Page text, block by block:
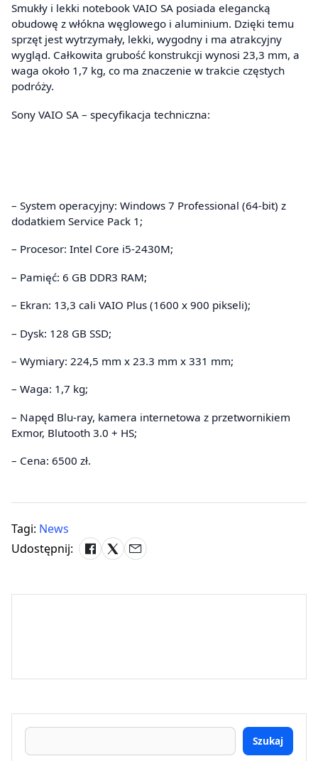
Smukły i lekki notebook VAIO SA posiada elegancką
obudowę z włókna węglowego i aluminium. Dzięki temu
sprzęt jest wytrzymały, lekki, wygodny i ma atrakcyjny
wygląd. Całkowita grubość konstrukcji wynosi 23,3 mm, a
waga około 1,7 kg, co ma znaczenie w trakcie częstych
podróży.
Sony VAIO SA – specyfikacja techniczna:
– System operacyjny: Windows 7 Professional (64-bit) z
dodatkiem Service Pack 1;
– Procesor: Intel Core i5-2430M;
– Pamięć: 6 GB DDR3 RAM;
– Ekran: 13,3 cali VAIO Plus (1600 x 900 pikseli);
– Dysk: 128 GB SSD;
– Wymiary: 224,5 mm x 23.3 mm x 331 mm;
– Waga: 1,7 kg;
– Napęd Blu-ray, kamera internetowa z przetwornikiem
Exmor, Blutooth 3.0 + HS;
– Cena: 6500 zł.
Tagi: News
Udostępnij:
Szukaj